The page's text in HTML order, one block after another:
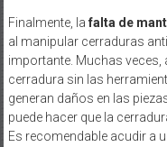
Finalmente, la falta de
al manipular cerraduras
importante. Muchas
cerradura sin las
generan daños en las
puede hacer que la
Es recomendable acudir a